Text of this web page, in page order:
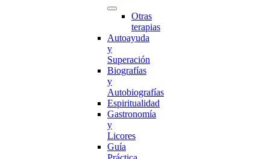
Otras
terapias
Autoayuda
y
Superación
Biografías
y
Autobiografías
Espiritualidad
Gastronomía
y
Licores
Guía